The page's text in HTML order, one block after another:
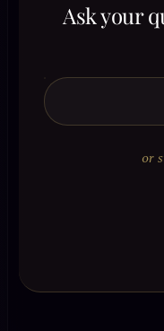
Ask your
or